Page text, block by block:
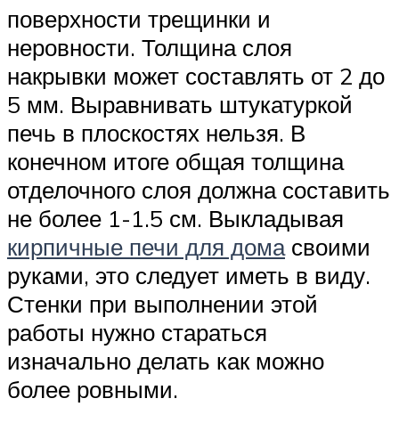
поверхности трещинки и
неровности. Толщина слоя
накрывки может составлять от 2 до
5 мм. Выравнивать штукатуркой
печь в плоскостях нельзя. В
конечном итоге общая толщина
отделочного слоя должна составить
не более 1-1.5 см. Выкладывая
кирпичные печи для домасвоими
руками, это следует иметь в виду.
Стенки при выполнении этой
работы нужно стараться
изначально делать как можно
более ровными.